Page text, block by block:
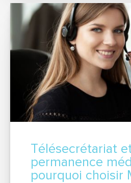
Télésecrétariat
permanence
pourquoi choisir